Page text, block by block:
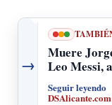
→
Muere
Leo Messi,
Seguir leyendo
DSAlicante.com